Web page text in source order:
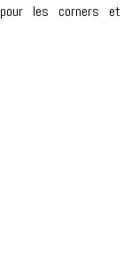
les corners et